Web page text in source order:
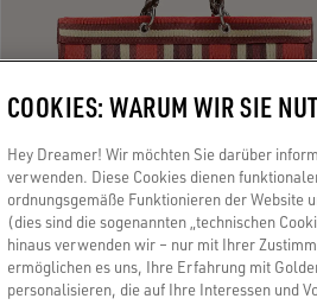
COOKIES: WARUM WIR SIE
Hey Dreamer! Wir möchten Sie darüber
verwenden. Diese Cookies dienen
ordnungsgemäße Funktionieren der Website
(dies sind die sogenannten „technischen
hinaus verwenden wir – nur mit Ihrer
ermöglichen es uns, Ihre Erfahrung mit
personalisieren, die auf Ihre Interessen und